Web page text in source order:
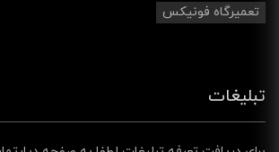
تعمیرگاه فونیکس
تبلیغات